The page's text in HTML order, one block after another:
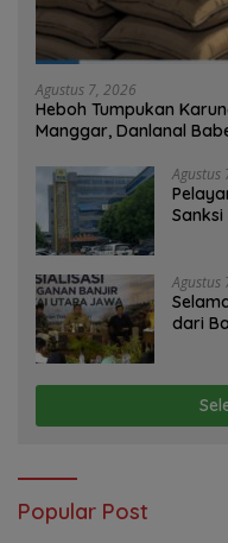
Agustus 7, 2026
Heboh Tumpukan
Manggar, Danlanal
Agustus
Agustus
dari
Popular Post